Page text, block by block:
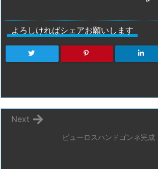
よろしければシェアお願いします
ピューロスハンドゴンネ完成
Next